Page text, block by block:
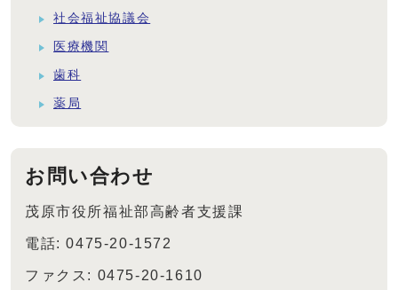
社会福祉協議会
医療機関
歯科
薬局
お問い合わせ
茂原市役所福祉部高齢者支援課
電話: 0475-20-1572
ファクス: 0475-20-1610